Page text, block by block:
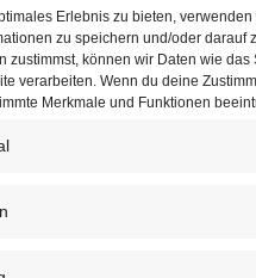
Erlebnis zu bieten,
zu speichern und/oder darauf
zustimmst, können wir Daten wie
verarbeiten. Wenn du deine
Merkmale und Funktionen
Run